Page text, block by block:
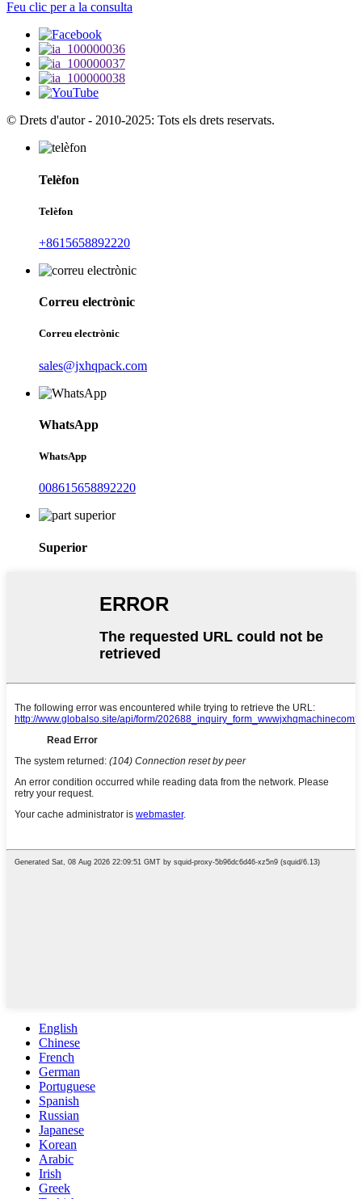
Feu clic per a la consulta
© Drets d'autor - 2010-2025: Tots els drets reservats.
Telèfon
Telèfon
+8615658892220
Correu electrònic
Correu electrònic
sales@jxhqpack.com
WhatsApp
WhatsApp
008615658892220
Superior
English
Chinese
French
German
Portuguese
Spanish
Russian
Japanese
Korean
Arabic
Irish
Greek